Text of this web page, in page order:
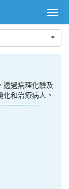
透過病理化驗及
和治療病人。